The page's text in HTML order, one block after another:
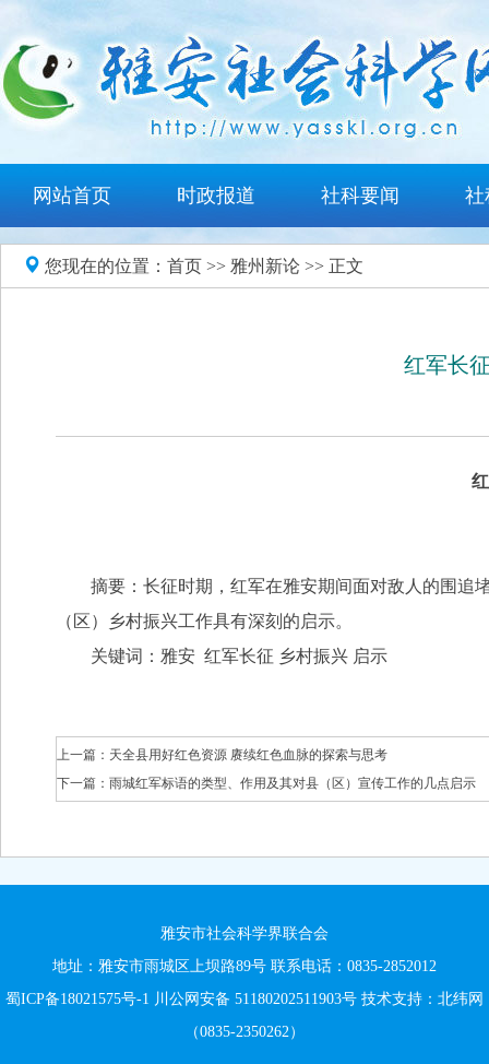
网站首页 时政报道 社科要闻 社
您现在的位置： 首页 >> 雅州新论 >> 正文
红军长
摘要：长征时期，红军在雅安期间面对敌人的围追
（区）乡村振兴工作具有深刻的启示。
关键词：雅安 红军长征 乡村振兴 启示
上一篇： 天全县用好红色资源 赓续红色血脉的探索与思考
下一篇： 雨城红军标语的类型、作用及其对县（区）宣传工作的几点启示
雅安市社会科学界联合会
地址：雅安市雨城区上坝路89号 联系电话：0835-2852012
蜀ICP备18021575号-1 川公网安备 51180202511903号 技术支持： 北纬网
（0835-2350262）